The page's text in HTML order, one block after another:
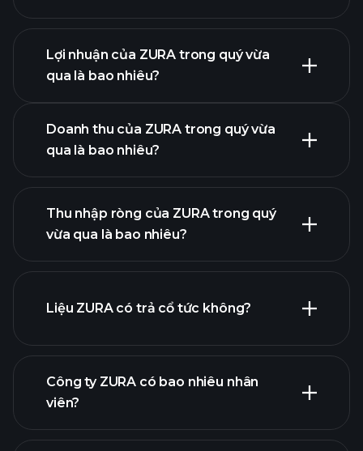
Lịch công bố lợi nhuận
Lợi nhuận của ZURA trong quý vừa
qua là bao nhiêu?
lợi nhuận của
ZURA
Doanh thu của ZURA trong quý vừa
qua là bao nhiêu?
Thu nhập ròng của ZURA trong quý
vừa qua là bao nhiêu?
báo cáo tài chính
Liệu ZURA có trả cổ tức không?
Công ty ZURA có bao nhiêu nhân
viên?